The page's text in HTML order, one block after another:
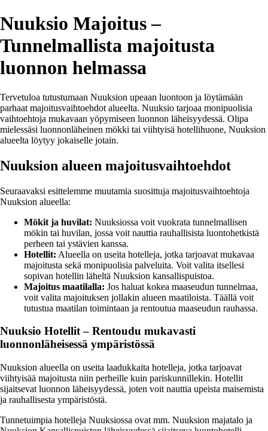
Nuuksio Majoitus –
Tunnelmallista majoitusta
luonnon helmassa
Tervetuloa tutustumaan Nuuksion upeaan luontoon ja löytämään
parhaat majoitusvaihtoehdot alueelta. Nuuksio tarjoaa monipuolisia
vaihtoehtoja mukavaan yöpymiseen luonnon läheisyydessä. Olipa
mielessäsi luonnonläheinen mökki tai viihtyisä hotellihuone, Nuuksion
alueelta löytyy jokaiselle jotain.
Nuuksion alueen majoitusvaihtoehdot
Seuraavaksi esittelemme muutamia suosittuja majoitusvaihtoehtoja
Nuuksion alueella:
Mökit ja huvilat: Nuuksiossa voit vuokrata tunnelmallisen
mökin tai huvilan, jossa voit nauttia rauhallisista luontohetkistä
perheen tai ystävien kanssa.
Hotellit: Alueella on useita hotelleja, jotka tarjoavat mukavaa
majoitusta sekä monipuolisia palveluita. Voit valita itsellesi
sopivan hotellin läheltä Nuuksion kansallispuistoa.
Majoitus maatilalla: Jos haluat kokea maaseudun tunnelmaa,
voit valita majoituksen jollakin alueen maatiloista. Täällä voit
tutustua maatilan toimintaan ja rentoutua maaseudun rauhassa.
Nuuksio Hotellit – Rentoudu mukavasti
luonnonläheisessä ympäristössä
Nuuksion alueella on useita laadukkaita hotelleja, jotka tarjoavat
viihtyisää majoitusta niin perheille kuin pariskunnillekin. Hotellit
sijaitsevat luonnon läheisyydessä, joten voit nauttia upeista maisemista
ja rauhallisesta ympäristöstä.
Tunnetuimpia hotelleja Nuuksiossa ovat mm. Nuuksion majatalo ja